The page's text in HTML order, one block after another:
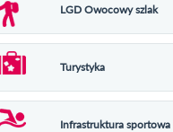
LGD Owocowy szlak
Turystyka
Infrastruktura sportowa